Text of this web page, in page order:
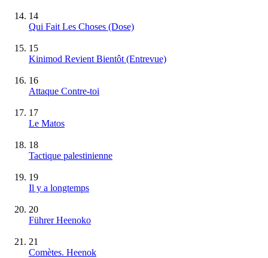
14
Qui Fait Les Choses (Dose)
15
Kinimod Revient Bientôt (Entrevue)
16
Attaque Contre-toi
17
Le Matos
18
Tactique palestinienne
19
Il y a longtemps
20
Führer Heenoko
21
Comètes. Heenok